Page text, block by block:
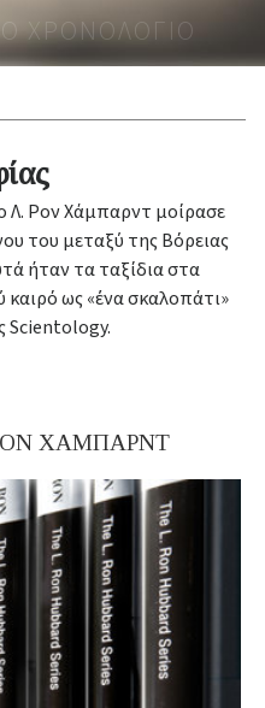
ΧΡΟΝΟΛΟΓΙΟ
Λ. Ρον Χάμπαρντ μοίρασε
του μεταξύ της Βόρειας
ήταν τα ταξίδια στα
ως «ένα σκαλοπάτι»
Scientology.
ΧΑΜΠΑΡΝΤ